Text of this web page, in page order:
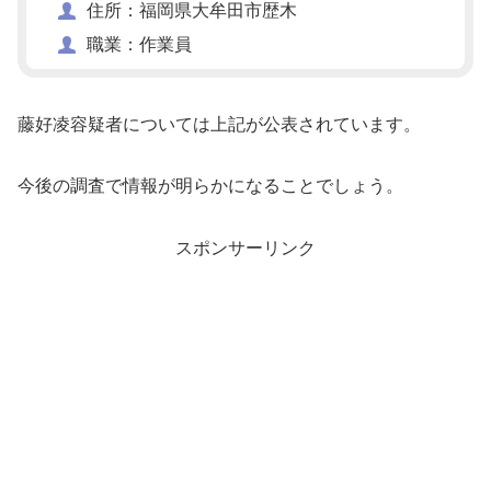
住所：福岡県大牟田市歴木
職業：作業員
藤好凌容疑者については上記が公表されています。
今後の調査で情報が明らかになることでしょう。
スポンサーリンク